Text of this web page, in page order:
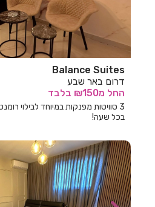
חדרים לפי שעה במודיעין
חדרים לפי שעה במושב אדירים
חדרים לפי שעה במושב אומן
חדרים לפי שעה במושב הודיה
חדרים לפי שעה במושב היוגב
חדרים לפי שעה במושב זכריה
חדרים לפי שעה במושב מיטב
חדרים לפי שעה במושב משען
חדרים לפי שעה במושב נועם
Balance Suites
דרום באר שבע
החל מ₪150 בלבד
3 סוויטות מפנקות במיוחד לבילוי
בכל שעה!